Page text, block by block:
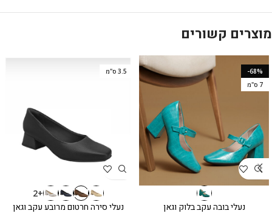
מוצרים קשורים
-68%
7 ס"מ
נעלי בובה עקב בלוק וגאן
3.5 ס"מ
+2
נעלי סירה חרטום מרובע עקב וגאן